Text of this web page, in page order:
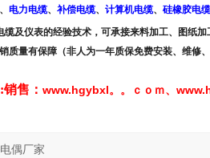
、 电力电缆、 补偿电缆、 计算机电缆、 硅橡胶电缆
缆及仪表的经验技术，可承接来料加工、图纸
质量有保障（非人为一年质保免费安装、维修
销售： www.hgybxl。。ｃｏｍ、